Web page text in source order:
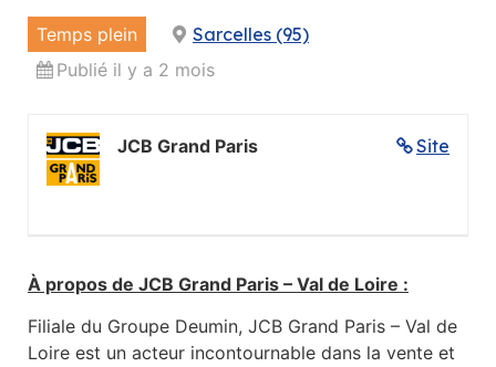
Temps plein
Sarcelles (95)
Publié il y a 2 mois
Site
JCB Grand Paris
À propos de JCB Grand Paris – Val de Loire :
Filiale du Groupe Deumin, JCB Grand Paris – Val de
Loire est un acteur incontournable dans la vente et